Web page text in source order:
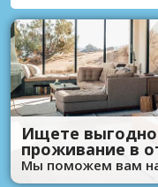
Ищете
проживание в
Мы поможем вам